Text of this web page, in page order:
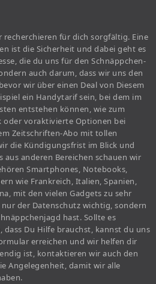
recherchieren für dich sorgfältig. Eine
ist die Sicherheit und dabei geht es
die du uns für den Schnäppchen-
auch darum, dass wir uns den
wir über einen Deal von Diesem
ein Handytarif sein, bei dem im
entstehen können, wie zum
oder voraktivierte Optionen bei
Zeitschriften-Abo mit tollen
die Kündigungsfrist im Blick und
aus anderen Bereichen schauen wir
Smartphones, Notebooks,
wie Frankreich, Italien, Spanien,
mit den vielen Gadgets zu sehr
der Datenschutz wichtig, sondern
hast. Sollte es
Du Hilfe brauchst, kannst du uns
erreichen und wir helfen dir
ist, kontaktieren wir auch den
Angelegenheit, damit wir alle